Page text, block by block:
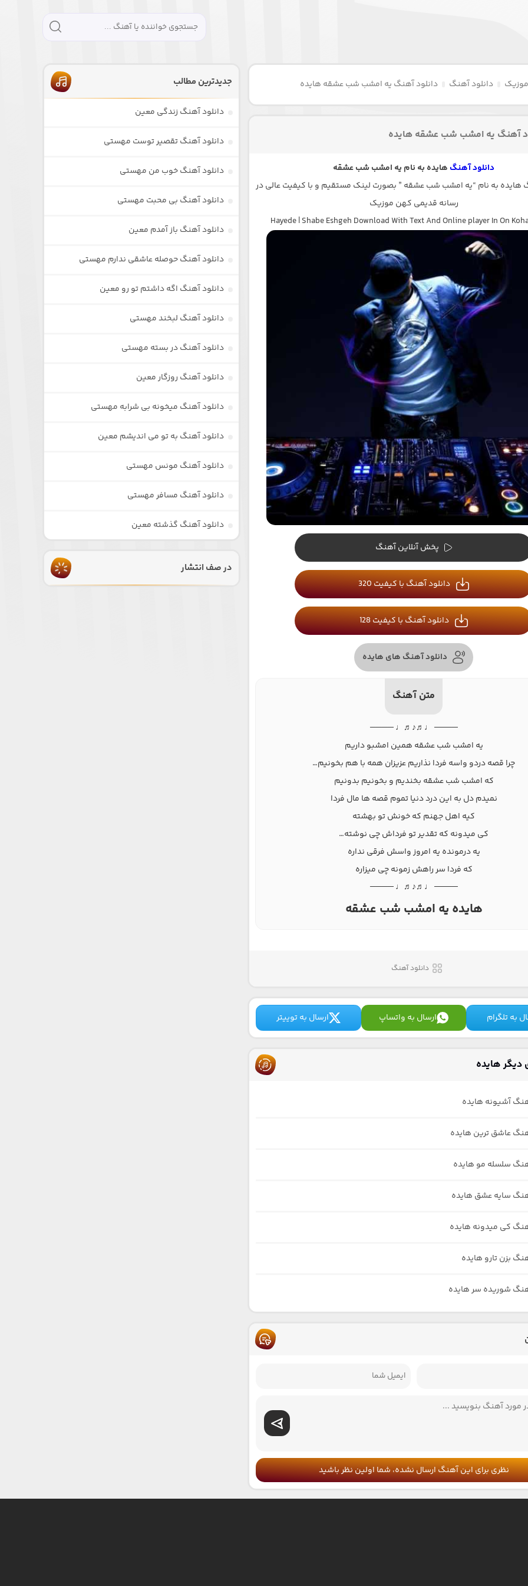
دانلود آهنگ دانلود آهنگ یه امشب شب عشقه هایده
آهنگ یه امشب شب عشقه هایده
دانلود آهنگ هایده به نام یه امشب شب عشقه
به نام “یه امشب شب عشقه ” بصورت لینک مستقیم و با کیفیت عالی در
رسانه قدیمی کهن موزیک
Hayede | Shabe Eshgeh Download With Text And Online player In On
پخش آنلاین آهنگ
دانلود آهنگ با کیفیت 320
دانلود آهنگ با کیفیت 128
دانلود آهنگ های هایده
متن آهنگ
──── ♩♬♪♬♩ ────
یه امشب شب عشقه همین امشبو داریم
چرا قصه دردو واسه فردا نذاریم عزیزان همه با هم بخونیم…
که امشب شب عشقه بخندیم و بخونیم بدونیم
نمیدم دل به این درد دنیا تموم قصه ها مال فردا
کیه اهل جهنم که خونش تو بهشته
کی میدونه که تقدیر تو فرداش چی نوشته…
یه درمونده یه امروز واسش فرقی نداره
که فردا سر راهش زمونه چی میزاره
──── ♩♬♪♬♩ ────
هایده یه امشب شب عشقه
دانلود آهنگ
به تلگرام ارسال به واتساپ ارسال به توییتر
هایده
آشیونه هایده
عاشق ترین هایده
سلسله مو هایده
سایه عشق هایده
کی میدونه هایده
بزن تارو هایده
شوریده سر هایده
نظری برای این آهنگ ارسال نشده، شما اولین نظر باشید
جدیدترین مطالب
دانلود آهنگ زندگی معین
دانلود آهنگ تقصیر توست مهستی
دانلود آهنگ خوب من مهستی
دانلود آهنگ بی محبت مهستی
دانلود آهنگ باز آمدم معین
دانلود آهنگ حوصله عاشقی ندارم مهستی
دانلود آهنگ اگه داشتم تو رو معین
دانلود آهنگ لبخند مهستی
دانلود آهنگ در بسته مهستی
دانلود آهنگ روزگار معین
دانلود آهنگ میخونه بی شرابه مهستی
دانلود آهنگ به تو می اندیشم معین
دانلود آهنگ مونس مهستی
دانلود آهنگ مسافر مهستی
دانلود آهنگ گذشته معین
در صف انتشار